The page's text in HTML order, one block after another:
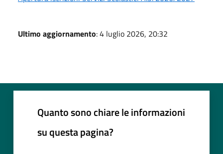
Ultimo aggiornamento: 4 luglio 2026, 20:32
Quanto sono chiare le informazioni
su questa pagina?